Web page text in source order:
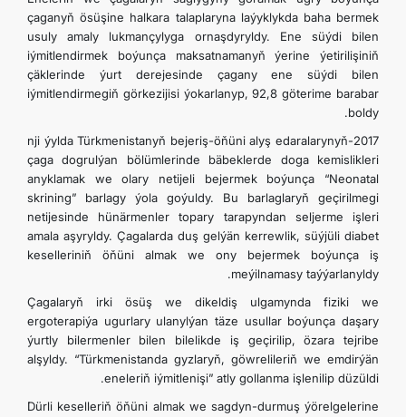
çaganyň ösüşine halkara talaplaryna laýyklykda baha bermek
usuly amaly lukmançylyga ornaşdyryldy. Ene süýdi bilen
iýmitlendirmek boýunça maksatnamanyň ýerine ýetirilişiniň
çäklerinde ýurt derejesinde çagany ene süýdi bilen
iýmitlendirmegiň görkezijisi ýokarlanyp, 92,8 göterime barabar
boldy.
2017-nji ýylda Türkmenistanyň bejeriş-öňüni alyş edaralarynyň
çaga dogrulýan bölümlerinde bäbeklerde doga kemislikleri
anyklamak we olary netijeli bejermek boýunça “Neonatal
skrining” barlagy ýola goýuldy. Bu barlaglaryň geçirilmegi
netijesinde hünärmenler topary tarapyndan seljerme işleri
amala aşyryldy. Çagalarda duş gelýän kerrewlik, süýjüli diabet
keselleriniň öňüni almak we ony bejermek boýunça iş
meýilnamasy taýýarlanyldy.
Çagalaryň irki ösüş we dikeldiş ulgamynda fiziki we
ergoterapiýa ugurlary ulanylýan täze usullar boýunça daşary
ýurtly bilermenler bilen bilelikde iş geçirilip, özara tejribe
alşyldy. “Türkmenistanda gyzlaryň, göwrelileriň we emdirýän
eneleriň iýmitlenişi” atly gollanma işlenilip düzüldi.
Dürli keselleriň öňüni almak we sagdyn-durmuş ýörelgelerine